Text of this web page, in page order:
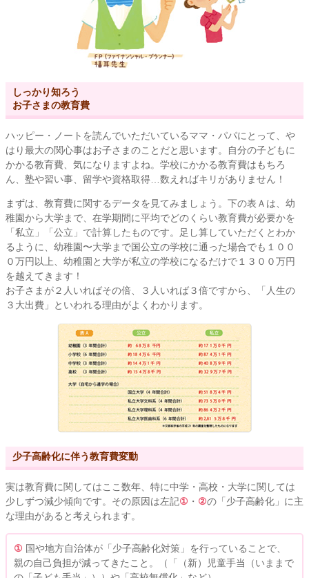
しっかり知ろう
お子さまの教育費
ハッピー・ノートを読んでいただいているママ・パパにとって、や
はり最大の関心事はお子さまのことだと思います。自分の子どもに
かかる教育費、気になりますよね。学校にかかる教育費はもちろ
ん、塾や習い事、留学や資格取得…数えればキリがありません！
まずは、教育費に関するデータを見てみましょう。下の表Ａは、幼
稚園から大学まで、在学期間に平均でどのくらい教育費が必要かを
「私立」「公立」で計算したものです。足し算していただくとわか
るように、幼稚園〜大学まで国公立の学校に通った場合でも１００
０万円以上、幼稚園と大学が私立の学校になるだけで１３００万円
を越えてきます！
お子さまが２人いればその倍、３人いれば３倍ですから、「人生の
３大出費」といわれる理由がよくわかります。
少子高齢化に伴う教育費変動
実は教育費に関してはここ数年、特に中学・高校・大学に関しては
少しずつ減少傾向です。その原因は左記① ・ ②の「少子高齢化」に主
な理由があると考えられます。
① 国や地方自治体が「少子高齢化対策」を行っていることで、
親の自己負担が減ってきたこと。（「（新）児童手当（いままで